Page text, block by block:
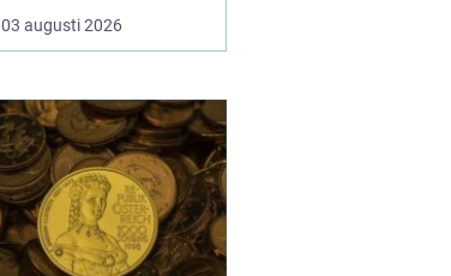
tänder på en sågkedja
utan att användaren
för hand. Maskinen
matar själv fram kedjan,
ställer in v...
03 augusti 2026